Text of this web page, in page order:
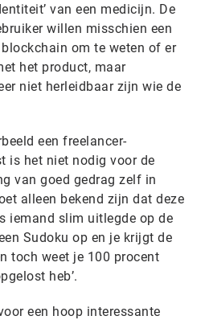
van een medicijn. De
willen misschien een
om te weten of er
het product, maar
niet herleidbaar zijn wie de
een freelancer-
is het niet nodig voor de
van goed gedrag zelf in
alleen bekend zijn dat deze
iemand slim uitlegde op de
Sudoku op en je krijgt de
toch weet je 100 procent
heb’.
een hoop interessante